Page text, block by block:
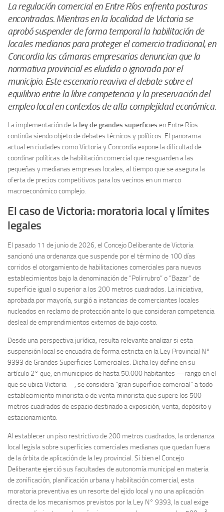
La regulación comercial en Entre Ríos enfrenta posturas
encontradas. Mientras en la localidad de Victoria se
aprobó suspender de forma temporal la habilitación de
locales medianos para proteger el comercio tradicional, en
Concordia las cámaras empresarias denuncian que la
normativa provincial es eludida o ignorada por el
municipio. Este escenario reaviva el debate sobre el
equilibrio entre la libre competencia y la preservación del
empleo local en contextos de alta complejidad económica.
La implementación de la ley de grandes superficies en Entre Ríos
continúa siendo objeto de debates técnicos y políticos. El panorama
actual en ciudades como Victoria y Concordia expone la dificultad de
coordinar políticas de habilitación comercial que resguarden a las
pequeñas y medianas empresas locales, al tiempo que se asegura la
oferta de precios competitivos para los vecinos en un marco
macroeconómico complejo.
El caso de Victoria: moratoria local y límites
legales
El pasado 11 de junio de 2026, el Concejo Deliberante de Victoria
sancionó una ordenanza que suspende por el término de 100 días
corridos el otorgamiento de habilitaciones comerciales para nuevos
establecimientos bajo la denominación de “Polirrubro” o “Bazar” de
superficie igual o superior a los 200 metros cuadrados. La iniciativa,
aprobada por mayoría, surgió a instancias de comerciantes locales
nucleados en reclamo de protección ante lo que consideran competencia
desleal de emprendimientos externos de bajo costo.
Desde una perspectiva jurídica, resulta relevante analizar si esta
suspensión local se encuadra de forma estricta en la Ley Provincial N°
9393 de Grandes Superficies Comerciales. Dicha ley define en su
artículo 2° que, en municipios de hasta 50.000 habitantes —rango en el
que se ubica Victoria—, se considera “gran superficie comercial” a todo
establecimiento minorista o de venta minorista que supere los 500
metros cuadrados de espacio destinado a exposición, venta, depósito y
estacionamiento.
Al establecer un piso restrictivo de 200 metros cuadrados, la ordenanza
local legisla sobre superficies comerciales medianas que quedan fuera
de la órbita de aplicación de la ley provincial. Si bien el Concejo
Deliberante ejerció sus facultades de autonomía municipal en materia
de zonificación, planificación urbana y habilitación comercial, esta
moratoria preventiva es un resorte del ejido local y no una aplicación
directa de los mecanismos previstos por la Ley N° 9393, la cual exige